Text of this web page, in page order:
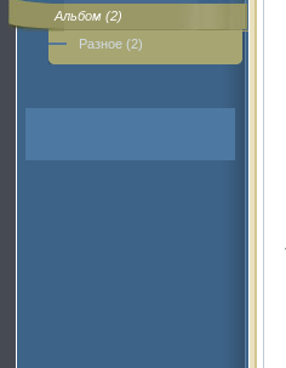
Альбом (2)
Разное (2)